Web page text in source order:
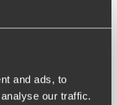
and ads, to
our traffic.